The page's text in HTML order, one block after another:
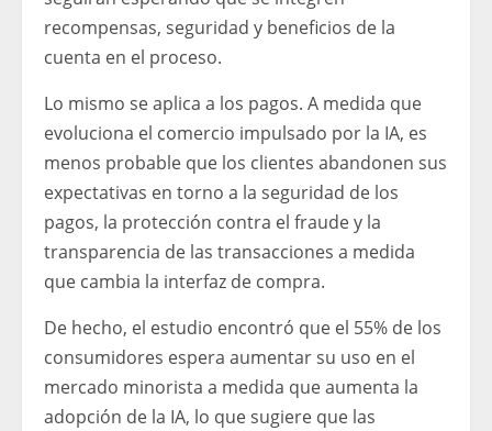
recompensas, seguridad y beneficios de la
cuenta en el proceso.
Lo mismo se aplica a los pagos. A medida que
evoluciona el comercio impulsado por la IA, es
menos probable que los clientes abandonen sus
expectativas en torno a la seguridad de los
pagos, la protección contra el fraude y la
transparencia de las transacciones a medida
que cambia la interfaz de compra.
De hecho, el estudio encontró que el 55% de los
consumidores espera aumentar su uso en el
mercado minorista a medida que aumenta la
adopción de la IA, lo que sugiere que las